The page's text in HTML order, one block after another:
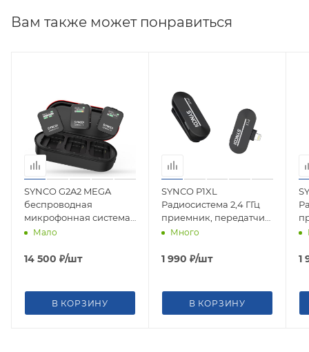
Вам также может понравиться
SYNCO G2A2 MEGA
беспроводная
микрофонная система
2,4 ГГц (2 передатчика с
Мало
14 500 ₽/шт
В КОРЗИНУ
SYNCO P1XL
Радиосистема 2,4 ГГц
приемник, передатчик
(разъем Lightning
Много
1 990 ₽/шт
В КОРЗИНУ
1